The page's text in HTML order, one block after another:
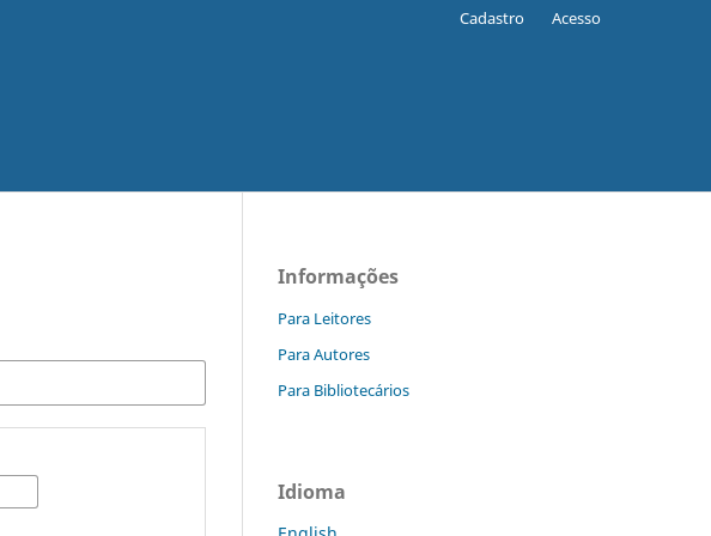
Cadastro Acesso
Informações
Para Leitores
Para Autores
Para Bibliotecários
Idioma